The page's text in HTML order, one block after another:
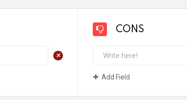
+
CONS
Add Field